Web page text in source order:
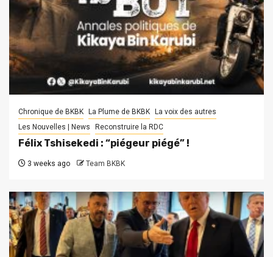
Chronique de BKBK La Plume de BKBK
La voix des autres
Les Nouvelles | News
Reconstruire la RDC
Félix Tshisekedi : “piégeur piégé” !
3 weeks ago Team BKBK